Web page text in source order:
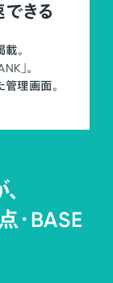
きる
。
」。
管理画面。
・BASE